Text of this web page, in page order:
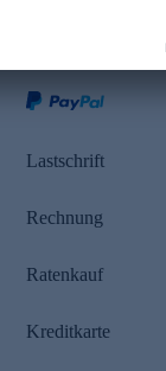
Lastschrift
Rechnung
Ratenkauf
Kreditkarte